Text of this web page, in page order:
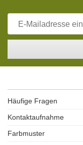
Häufige Fragen
Kontaktaufnahme
Farbmuster